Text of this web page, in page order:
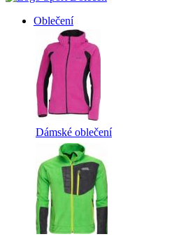
Oblečení
Dámské oblečení